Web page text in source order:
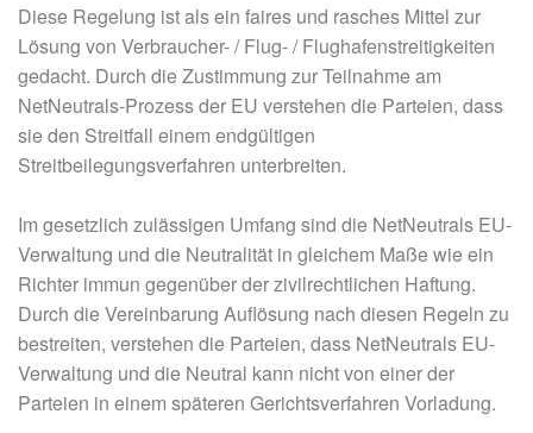
Diese Regelung ist als ein faires und rasches Mittel zur
Lösung von Verbraucher- / Flug- / Flughafenstreitigkeiten
gedacht. Durch die Zustimmung zur Teilnahme am
NetNeutrals-Prozess der EU verstehen die Parteien, dass
sie den Streitfall einem endgültigen
Streitbeilegungsverfahren unterbreiten.
Im gesetzlich zulässigen Umfang sind die NetNeutrals EU-
Verwaltung und die Neutralität in gleichem Maße wie ein
Richter immun gegenüber der zivilrechtlichen Haftung.
Durch die Vereinbarung Auflösung nach diesen Regeln zu
bestreiten, verstehen die Parteien, dass NetNeutrals EU-
Verwaltung und die Neutral kann nicht von einer der
Parteien in einem späteren Gerichtsverfahren Vorladung.